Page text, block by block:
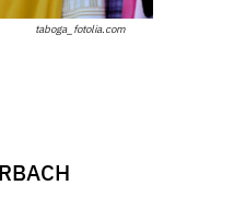
taboga_fotolia.com